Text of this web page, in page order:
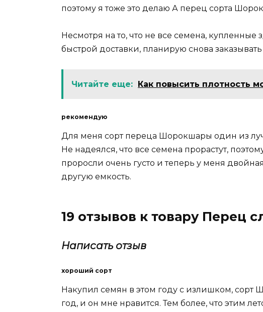
поэтому я тоже это делаю А перец сорта
Несмотря на то, что не все семена,
быстрой доставки, планирую снова
Читайте еще: Как повысить плотность
рекомендую
Для меня сорт переца Шорокшары один из
Не надеялся, что все семена прорастут,
проросли очень густо и теперь у меня
другую емкость.
19 отзывов к товару Перец
Написать отзыв
хороший сорт
Накупил семян в этом году с излишком,
год, и он мне нравится. Тем более, что этим